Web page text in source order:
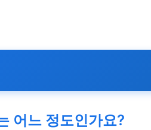
어느 정도인가요?